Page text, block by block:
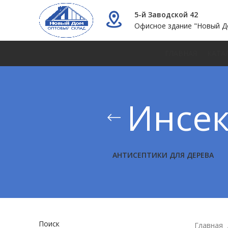
5-й Заводской 42
Офисное здание "Новый
АНТИСЕПТИКИ ДЛЯ ДЕРЕВА
Поиск Главная